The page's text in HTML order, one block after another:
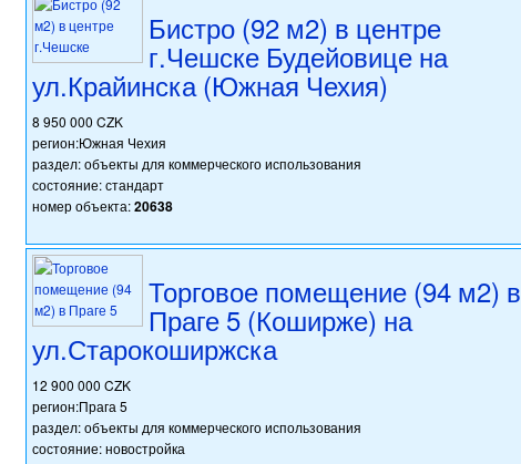
Бистро (92 м2) в центре
г.Чешске Будейовице на
ул.Крайинска (Южная Чехия)
8 950 000 CZK
регион:Южная Чехия
раздел: объекты для коммерческого использования
состояние: стандарт
номер объекта:20638
Торговое помещение (94 м2) в
Праге 5 (Коширже) на
ул.Старокоширжска
12 900 000 CZK
регион:Прага 5
раздел: объекты для коммерческого использования
состояние: новостройка